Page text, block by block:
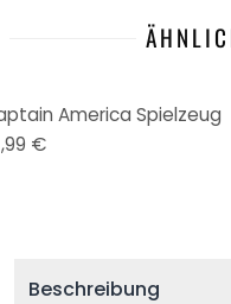
America Spielzeug
€
Beschreibung